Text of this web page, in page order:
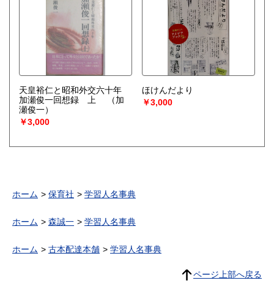
天皇裕仁と昭和外交六十年
加瀬俊一回想録 上
（加
瀬俊一）
￥3,000
ほけんだより
￥3,000
ホーム 保育社 学習人名事典
ホーム 森誠一 学習人名事典
ホーム 古本配達本舗 学習人名事典
ページ上部へ戻る